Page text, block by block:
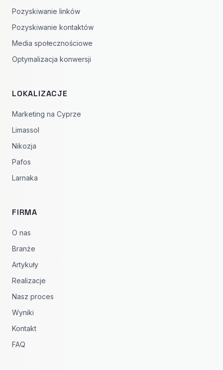
Pozyskiwanie linków
Pozyskiwanie kontaktów
Media społecznościowe
Optymalizacja konwersji
LOKALIZACJE
Marketing na Cyprze
Limassol
Nikozja
Pafos
Larnaka
FIRMA
O nas
Branże
Artykuły
Realizacje
Nasz proces
Wyniki
Kontakt
FAQ